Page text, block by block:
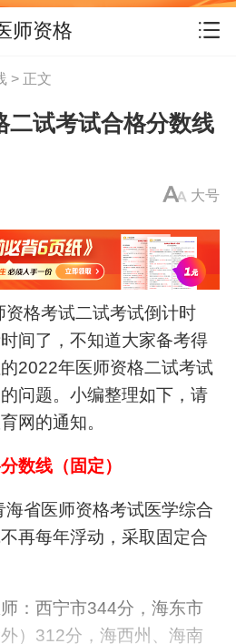
师资格
> 正文
二试考试合格分数线
大号
资格考试二试考试倒计时
间了，不知道大家备考得
2022年医师资格二试考试
问题。小编整理如下，请
网的通知。
数线（固定）
省医师资格考试医学综合
再每年浮动，采取固定合
师：西宁市344分，海东市
）312分，海西州、海南